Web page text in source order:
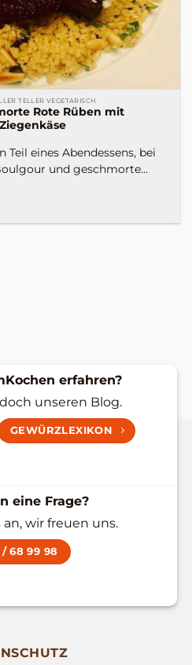
TELLER VEGETARISCH
Rote Rüben mit
Teil eines Abendessens, bei
und geschmorte...
erfahren?
unseren Blog.
GEWÜRZLEXIKON
eine Frage?
an, wir freuen uns.
/ 68 99 98